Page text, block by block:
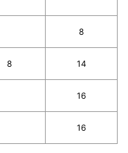
8
8 14
16
16